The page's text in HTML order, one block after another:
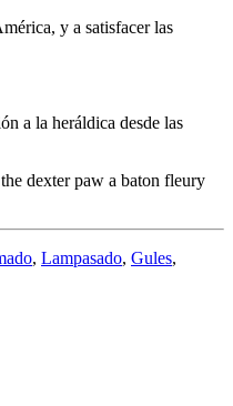
y a satisfacer las
a la heráldica desde las
dexter paw a baton fleury
, Lampasado, Gules,